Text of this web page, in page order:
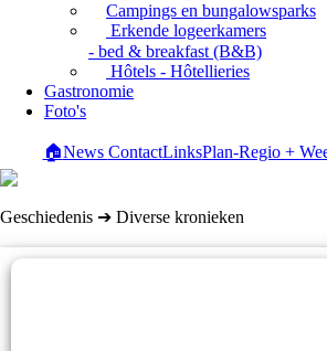
Campings en bungalowsparks
Erkende logeerkamers
- bed & breakfast (B&B)
Hôtels - Hôtellieries
Gastronomie
Foto's
🏠News ContactLinksPlan-Regio +
Geschiedenis ➔ Diverse kronieken